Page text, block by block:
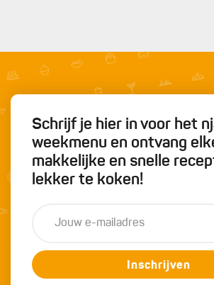
Schrijf je hier in voor het
weekmenu en ontvang
makkelijke en snelle
lekker te koken!
Inschrijven